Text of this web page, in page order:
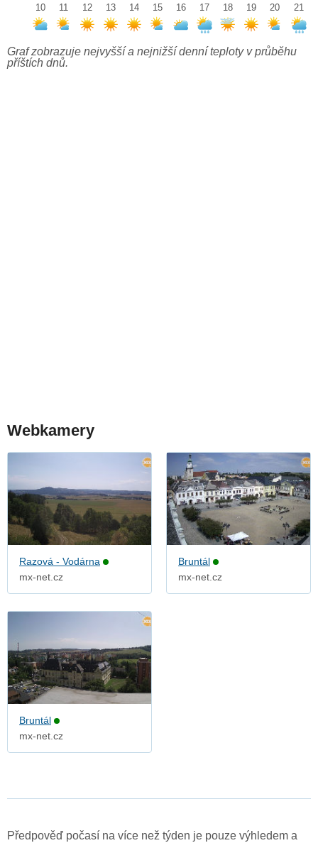
10
11
12
13
14
15
16
17
18
19
20
21
Graf zobrazuje nejvyšší a nejnižší denní teploty v průběhu
příštích dnů.
Webkamery
Razová - Vodárna
mx-net.cz
Bruntál
mx-net.cz
Bruntál
mx-net.cz
Předpověď počasí na více než týden je pouze výhledem a